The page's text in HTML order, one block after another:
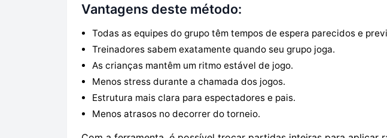
Vantagens deste método:
Todas as equipes do grupo têm tempos de espera parecidos e
Treinadores sabem exatamente quando seu grupo joga.
As crianças mantêm um ritmo estável de jogo.
Menos stress durante a chamada dos jogos.
Estrutura mais clara para espectadores e pais.
Menos atrasos no decorrer do torneio.